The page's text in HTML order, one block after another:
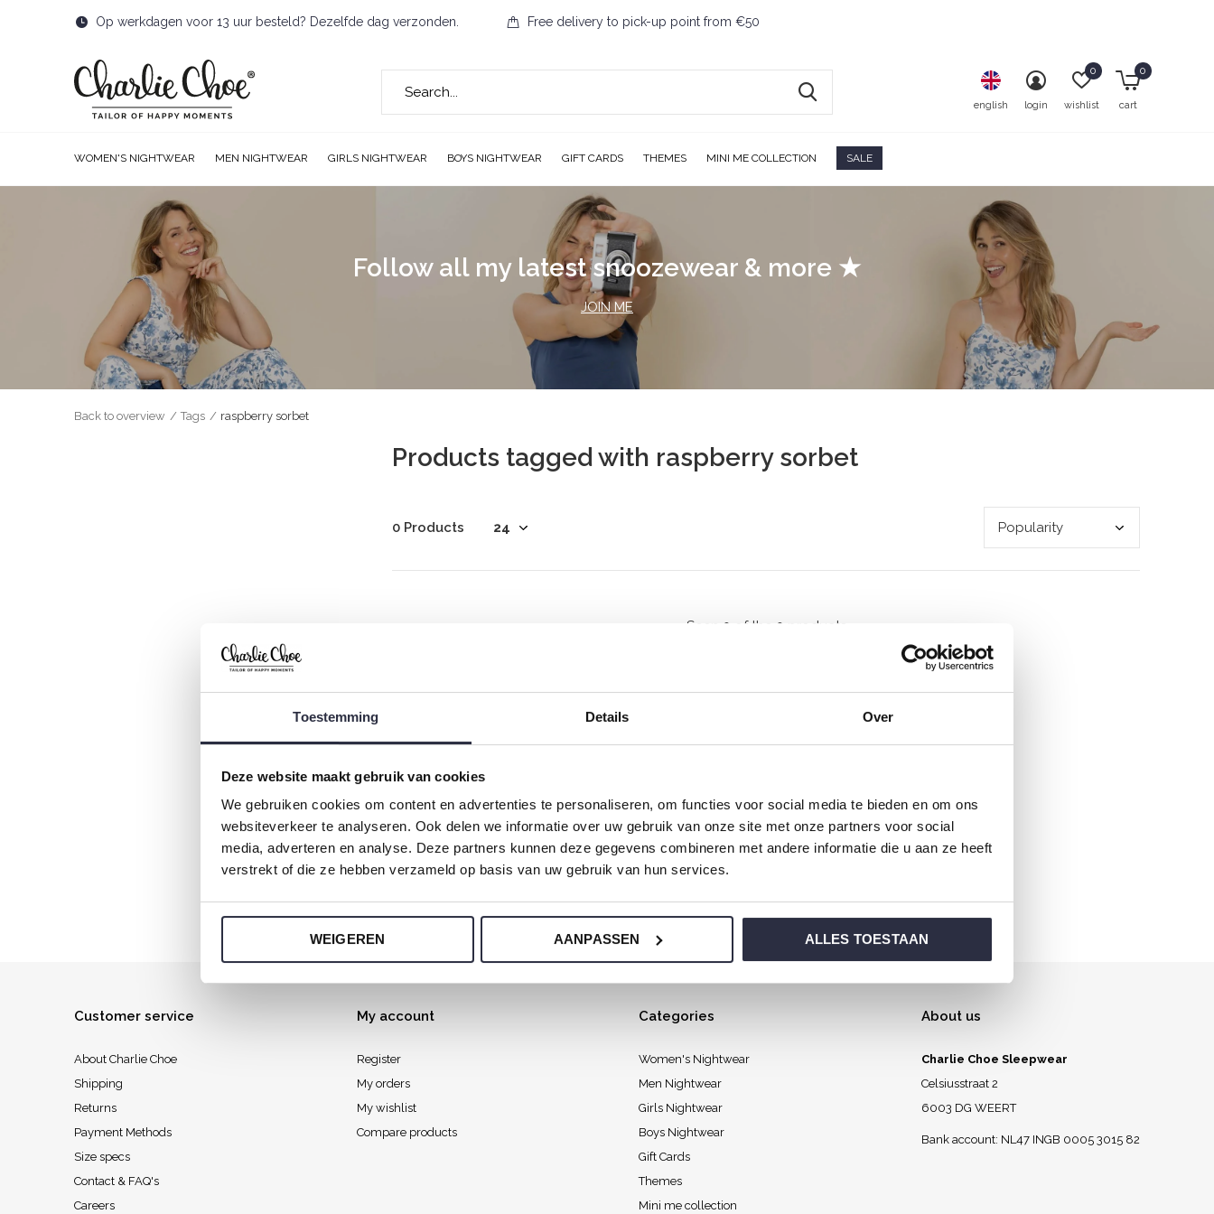
Toestemming Details Over
Deze website maakt gebruik van cookies
We gebruiken cookies om content en advertenties te personaliseren, om functies voor social media te bieden en om ons
websiteverkeer te analyseren. Ook delen we informatie over uw gebruik van onze site met onze partners voor social
media, adverteren en analyse. Deze partners kunnen deze gegevens combineren met andere informatie die u aan ze heeft
verstrekt of die ze hebben verzameld op basis van uw gebruik van hun services.
WEIGEREN AANPASSEN ALLES TOESTAAN
WOMEN'S NIGHTWEAR MEN NIGHTWEAR GIRLS NIGHTWEAR BOYS NIGHTWEAR GIFT CARDS THEMES MINI ME COLLECTION SALE
english login wishlist
0
cart
0
Op werkdagen voor 13 uur besteld? Dezelfde dag verzonden. Free delivery to pick-up point from €50
Follow all my latest snoozewear & more ★
JOIN ME
Back to overview Tags raspberry sorbet
Products tagged with raspberry sorbet
0 Products
Seen 0 of the 0 products
Made with love every Sunday morning so you wake up feeling wonderful.
Customer service
About Charlie Choe
Shipping
Returns
Payment Methods
Size specs
Contact & FAQ's
Careers
My account
Register
My orders
My wishlist
Compare products
Categories
Women's Nightwear
Men Nightwear
Girls Nightwear
Boys Nightwear
Gift Cards
Themes
Mini me collection
About us
Charlie Choe Sleepwear
Celsiusstraat 2
6003 DG WEERT
Bank account: NL47 INGB 0005 3015 82